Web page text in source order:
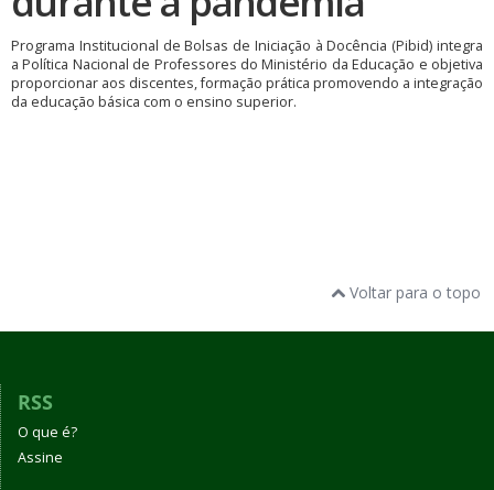
Programa Institucional de Bolsas de Iniciação à Docência (Pibid) integra
a Política Nacional de Professores do Ministério da Educação e objetiva
proporcionar aos discentes, formação prática promovendo a integração
da educação básica com o ensino superior.
Voltar para o topo
RSS
O que é?
Assine